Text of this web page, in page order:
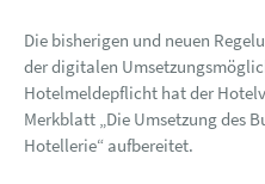
Die bisherigen und neuen
der digitalen
Hotelmeldepflicht hat der
Merkblatt „Die Umsetzung des
Hotellerie“ aufbereitet.